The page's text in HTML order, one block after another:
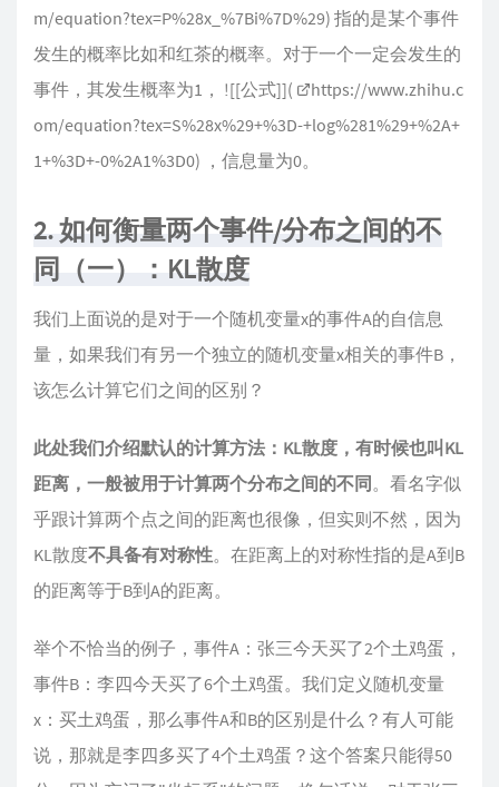
m/equation?tex=P%28x_%7Bi%7D%29) 指的是某个事件
发生的概率比如和红茶的概率。对于一个一定会发生的
事件，其发生概率为1， ![[公式]](
https://www.zhihu.c
om/equation?tex=S%28x%29+%3D-+log%281%29+%2A+
1+%3D+-0%2A1%3D0) ，信息量为0。
2. 如何衡量两个事件/分布之间的不
同（一）：KL散度
我们上面说的是对于一个随机变量x的事件A的自信息
量，如果我们有另一个独立的随机变量x相关的事件B，
该怎么计算它们之间的区别？
此处我们介绍默认的计算方法：KL散度，有时候也叫KL
距离，一般被用于计算两个分布之间的不同 。看名字似
乎跟计算两个点之间的距离也很像，但实则不然，因为
KL散度不具备有对称性。在距离上的对称性指的是A到B
的距离等于B到A的距离。
举个不恰当的例子，事件A：张三今天买了2个土鸡蛋，
事件B：李四今天买了6个土鸡蛋。我们定义随机变量
x：买土鸡蛋，那么事件A和B的区别是什么？有人可能
说，那就是李四多买了4个土鸡蛋？这个答案只能得50